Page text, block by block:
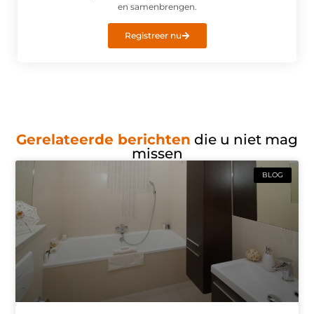
en samenbrengen.
Registreer nu
Gerelateerde berichten die u niet mag
missen
BLOG